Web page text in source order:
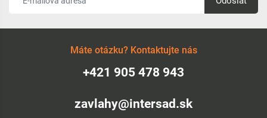
Máte otázku? Kontaktujte nás
+421 905 478 943
zavlahy@intersad.sk